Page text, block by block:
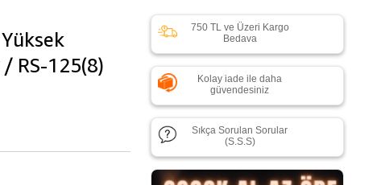
RS-125(8)
750 TL ve Üzeri Kargo
Bedava
Kolay iade ile daha
güvendesiniz
Sıkça Sorulan Sorular
(S.S.S)